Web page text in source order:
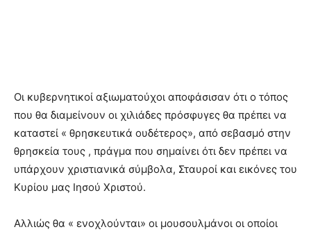
Οι κυβερνητικοί αξιωματούχοι αποφάσισαν ότι ο τόπος
που θα διαμείνουν οι χιλιάδες πρόσφυγες θα πρέπει να
καταστεί « θρησκευτικά ουδέτερος», από σεβασμό στην
θρησκεία τους , πράγμα που σημαίνει ότι δεν πρέπει να
υπάρχουν χριστιανικά σύμβολα, Σταυροί και εικόνες του
Κυρίου μας Ιησού Χριστού.
Αλλιώς θα « ενοχλούνται» οι μουσουλμάνοι οι οποίοι